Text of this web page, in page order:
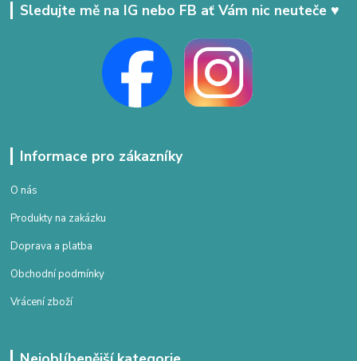
Sledujte mě na IG nebo FB ať Vám nic neuteče ♥
Informace pro zákazníky
O nás
Produkty na zakázku
Doprava a platba
Obchodní podmínky
Vrácení zboží